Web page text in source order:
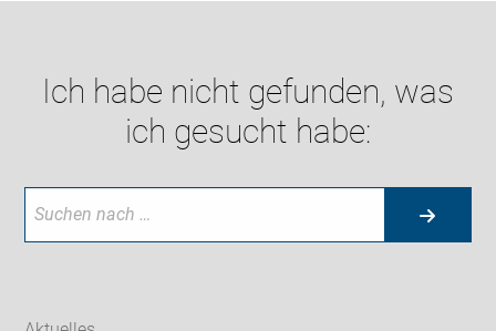
Ich habe nicht gefunden, was
ich gesucht habe: